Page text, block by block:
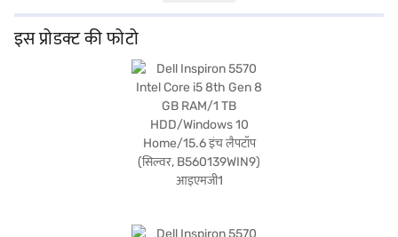
किलोग्राम या उससे कम वजन वाला यह लैपटॉप काफी पोर्टेबल है, जो इसे छात्रों और प्रोफेशनल के लिए
आदर्श बनाता है. Dell Inspiron 5570 उन लोगों के लिए एक भरोसेमंद विकल्प है जो लैपटॉप में
प्रदर्शन और पोर्टेबिलिटी का संतुलन चाहते हैं. खरीदारी करने के लिए बजाज फाइनेंस पर विकल्पों के बारे
में जानें या पार्टनर स्टोर पर जाएं और Easy EMIs का लाभ उठाएं.
इस प्रोडक्ट की फोटो